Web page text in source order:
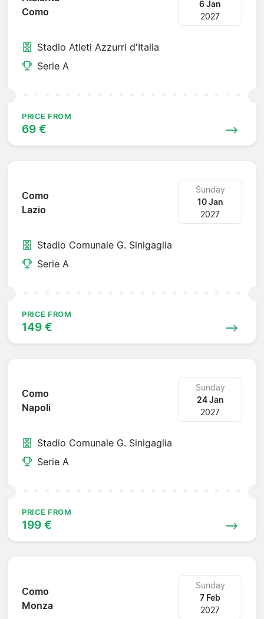
Como
6 Jan
2027
Stadio Atleti Azzurri d'Italia
Serie A
PRICE FROM
69 €
Como
Lazio
Sunday
10 Jan
2027
Stadio Comunale G. Sinigaglia
Serie A
PRICE FROM
149 €
Como
Napoli
Sunday
24 Jan
2027
Stadio Comunale G. Sinigaglia
Serie A
PRICE FROM
199 €
Como
Monza
Sunday
7 Feb
2027